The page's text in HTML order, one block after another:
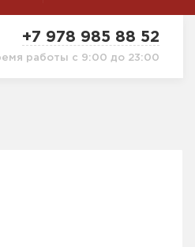
+7 978 985 88 52
работы с 9:00 до 23:00